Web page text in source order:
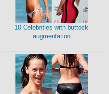
10 Celebrities with buttock
augmentation